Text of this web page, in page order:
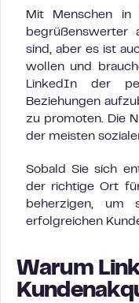
Mit Menschen in
begrüßenswerter
sind, aber es ist
wollen und
LinkedIn der
Beziehungen
zu promoten. Die
der meisten
Sobald Sie sich
der richtige Ort
beherzigen,
erfolgreichen
Warum